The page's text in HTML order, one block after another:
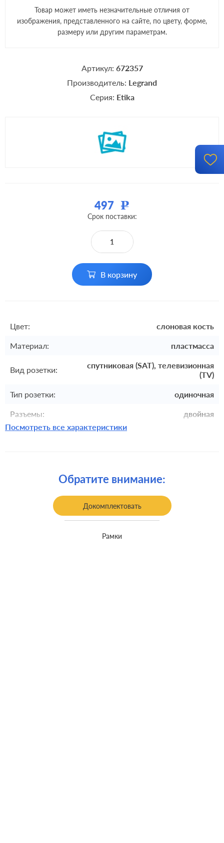
Товар может иметь незначительные отличия от
изображения, представленного на сайте, по цвету, форме,
размеру или другим параметрам.
Артикул: 672357
Производитель: Legrand
Серия: Etika
497 Р
Срок поставки:
В корзину
Посмотреть все характеристики
Цвет: слоновая кость
Материал: пластмасса
Вид розетки:
спутниковая (SAT), телевизионная
(TV)
Тип розетки: одиночная
Разъемы: двойная
Комплектация: механизм с накладкой без рамки
Обратите внимание:
Докомплектовать
Рамки